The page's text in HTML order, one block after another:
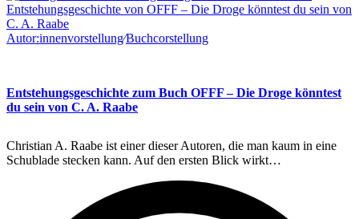
Autor:innenvorstellung∕Buchcorstellung
Entstehungsgeschichte zum Buch OFFF – Die Droge könntest
du sein von C. A. Raabe
Christian A. Raabe ist einer dieser Autoren, die man kaum in eine
Schublade stecken kann. Auf den ersten Blick wirkt…